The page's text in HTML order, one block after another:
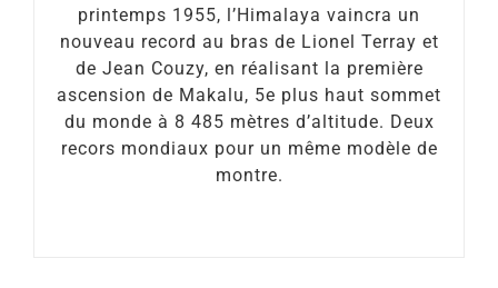
printemps 1955, l’Himalaya vaincra un
nouveau record au bras de Lionel Terray et
de Jean Couzy, en réalisant la première
ascension de Makalu, 5e plus haut sommet
du monde à 8 485 mètres d’altitude. Deux
recors mondiaux pour un même modèle de
montre.